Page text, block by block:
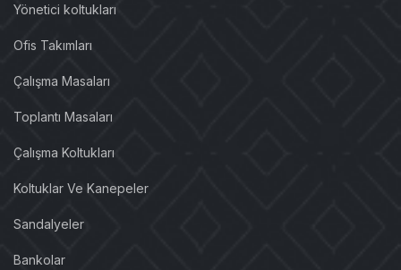
Yönetici koltukları
Ofis Takımları
Çalışma Masaları
Toplantı Masaları
Çalışma Koltukları
Koltuklar Ve Kanepeler
Sandalyeler
Bankolar